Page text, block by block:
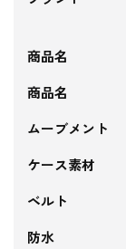
商品名
商品名
ムーブメント
ケース素材
ベルト
防水